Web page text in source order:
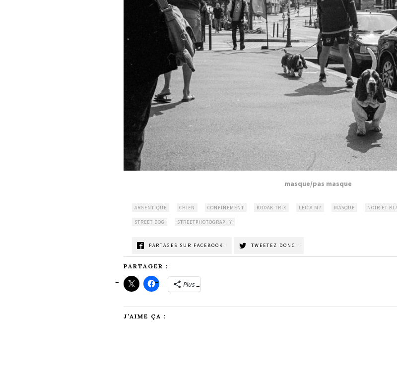
masque/pas masque
ARGENTIQUE CHIEN CONFINEMENT KODAK TRIX LEICA M7 MASQUE NOIR ET
STREET DOG STREETPHOTOGRAPHY
PARTAGES SUR FACEBOOK ! TWEETEZ DONC !
PARTAGER :
Plus
J’AIME ÇA :